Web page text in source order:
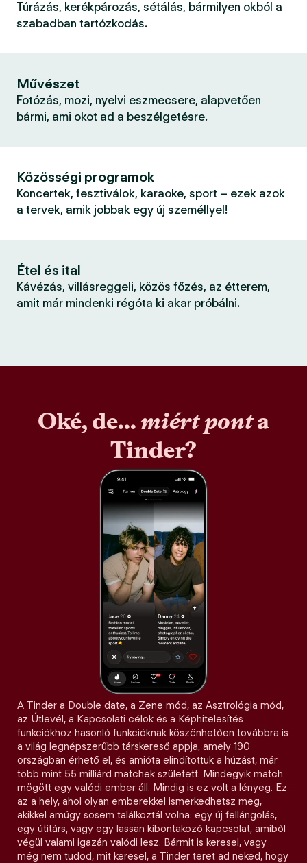
Túrázás, kerékpározás, sétálás, bármilyen okból a
szabadban tartózkodás.
Művészet
Fotózás, mozi, nyelvi eszmecsere, alapvetően
bármi, ami okot ad a beszélgetésre.
Közösségi programok
Koncertek, fesztiválok, karaoke, sport – ezek azok
a tervek, amik jobbak egy új személlyel!
Étel és ital
Kávézás, villásreggeli, közös főzés, az étterem,
amit már mindenki régóta ki akar próbálni.
Oké, de...miért ponta
Tinder?
A Tinder a Double date, a Zene mód, az Asztrológia mód,
az Útlevél, a Kapcsolati célok és a Képhitelesítés
funkciókhoz hasonló funkcióknak köszönhetően továbbra is
a világ legnépszerűbb társkereső appja, amely 190
országban érhető el, és amióta elindítottuk a húzást, már
több mint 55 milliárd matchek született. Mindegyik match
mögött egy valódi ember áll. Mindig is ez volt a lényeg. Ez
az a hely, ahol olyan emberekkel ismerkedhetsz meg,
akikkel amúgy sosem találkoztál volna: egy új fellángolás,
egy útitárs, vagy egy lassan kibontakozó kapcsolat, amiből
végül valami igazán valódi lesz. Bármit is keresel, vagy
még nem tudod, mit keresel, a Tinder teret ad neked, hogy